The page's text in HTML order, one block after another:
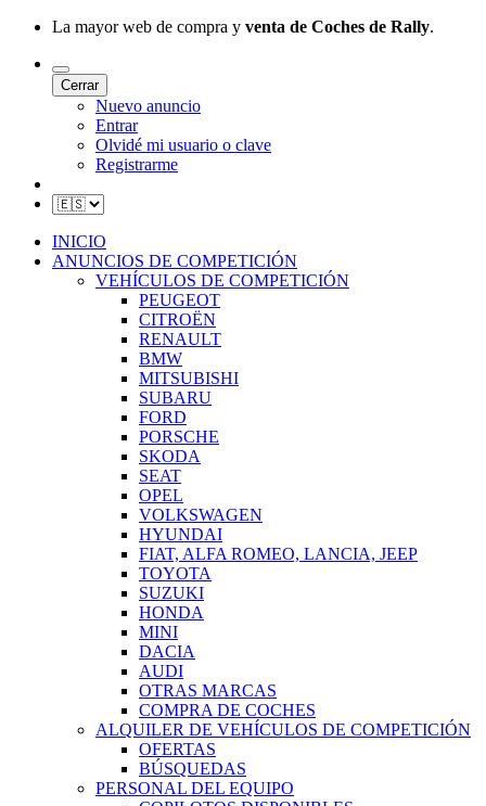
La mayor web de compra y venta de Coches de Rally.
Cerrar
Nuevo anuncio
Entrar
Olvidé mi usuario o clave
Registrarme
INICIO
ANUNCIOS DE COMPETICIÓN
VEHÍCULOS DE COMPETICIÓN
PEUGEOT
CITROËN
RENAULT
BMW
MITSUBISHI
SUBARU
FORD
PORSCHE
SKODA
SEAT
OPEL
VOLKSWAGEN
HYUNDAI
FIAT, ALFA ROMEO, LANCIA, JEEP
TOYOTA
SUZUKI
HONDA
MINI
DACIA
AUDI
OTRAS MARCAS
COMPRA DE COCHES
ALQUILER DE VEHÍCULOS DE COMPETICIÓN
OFERTAS
BÚSQUEDAS
PERSONAL DEL EQUIPO